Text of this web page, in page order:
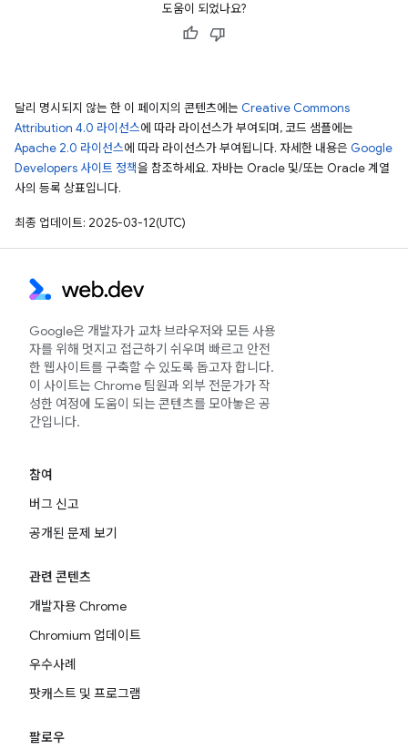
도움이 되었나요?
달리 명시되지 않는 한 이 페이지의 콘텐츠에는 Creative Commons
Attribution 4.0 라이선스에 따라 라이선스가 부여되며, 코드 샘플에는
Apache 2.0 라이선스에 따라 라이선스가 부여됩니다. 자세한 내용은 Google
Developers 사이트 정책을 참조하세요. 자바는 Oracle 및/또는 Oracle 계열
사의 등록 상표입니다.
최종 업데이트: 2025-03-12(UTC)
Google은 개발자가 교차 브라우저와 모든 사용
자를 위해 멋지고 접근하기 쉬우며 빠르고 안전
한 웹사이트를 구축할 수 있도록 돕고자 합니다.
이 사이트는 Chrome 팀원과 외부 전문가가 작
성한 여정에 도움이 되는 콘텐츠를 모아놓은 공
간입니다.
참여
버그 신고
공개된 문제 보기
관련 콘텐츠
개발자용 Chrome
Chromium 업데이트
우수사례
팟캐스트 및 프로그램
팔로우